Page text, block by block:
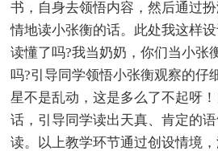
书，自身去领悟内容，然后通过
情地读小张衡的话。此处我这样
读懂了吗?我当奶奶，你们当小张
吗?引导同学领悟小张衡观察的仔
星不是乱动，这是多么了不起呀
话，引导同学读出天真、肯定的
读。以上教学环节通过创设情境